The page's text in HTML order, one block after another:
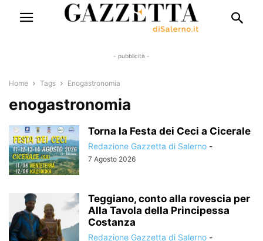
- pubblicità -
Home Tags Enogastronomia
enogastronomia
Torna la Festa dei Ceci a Cicerale
Redazione Gazzetta di Salerno -
7 Agosto 2026
Teggiano, conto alla rovescia per
Alla Tavola della Principessa
Costanza
Redazione Gazzetta di Salerno -